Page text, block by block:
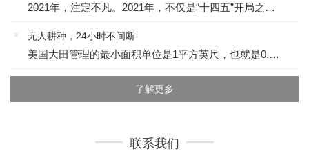
2021年，注定不凡。2021年，不仅是“十四五”开局之年、小康社会全面达成之年，而且正值中国共产党建党100周年、2020年国内疫情大爆发全面遏制的后疫情时期第一年，可谓空前绝后，意义重大。 20...
无人耕种，24小时不间断
美国大田管理的最小面积单位是1平方英尺，也就是0.093平方米；而中国大田管理的最小面积单位还是1亩，也就是666.67平方米——两者相差7000多倍。院士所举的一组中美对比数字，令人多少有点震惊。武...
了解更多
联系我们